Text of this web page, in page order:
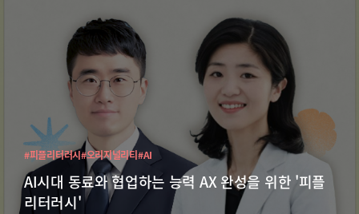
AI시대 동료와 협업하는 능력 AX 완성을 위한 '피플
리터러시'
#피플리터러시#오리지널리티#AI